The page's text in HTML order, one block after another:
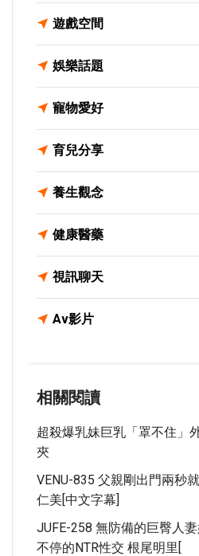
遊戲空間
娛樂話題
寵物愛好
育兒分享
養生觀念
健康醫藥
視訊聊天
Av影片
相關閱讀
超殺爆乳妹巨乳「罩不住」
夾
VENU-835 父親剛出門兩秒
仁美[中文字幕]
JUFE-258 無防備的巨臀人
不停的NTR性交 根尾明里[